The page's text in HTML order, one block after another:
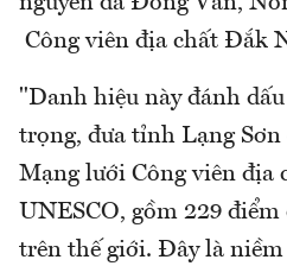
Công viên địa chất Đắk
"Danh hiệu này đánh
trọng, đưa tỉnh Lạng
Mạng lưới Công viên địa
UNESCO, gồm 229
trên thế giới. Đây là